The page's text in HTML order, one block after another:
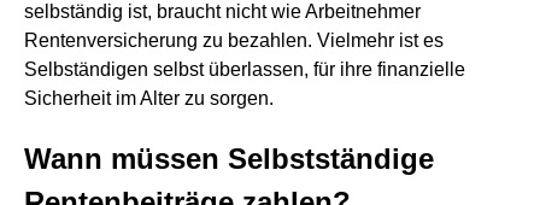
selbständig ist, braucht nicht wie Arbeitnehmer
Rentenversicherung zu bezahlen. Vielmehr ist es
Selbständigen selbst überlassen, für ihre finanzielle
Sicherheit im Alter zu sorgen.
Wann müssen Selbstständige